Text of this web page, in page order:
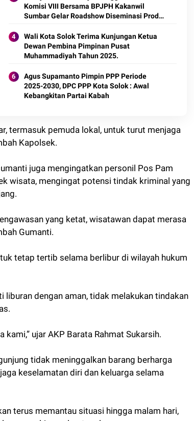
Komisi VIII Bersama BPJPH Kakanwil
Sumbar Gelar Roadshow Diseminasi Produk
Wali Kota Solok Terima Kunjungan Ketua
Dewan Pembina Pimpinan Pusat
Muhammadiyah Tahun 2025.
Agus Supamanto Pimpin PPP Periode
2025-2030, DPC PPP Kota Solok : Awal
Kebangkitan Partai Kabah
termasuk pemuda lokal, untuk turut menjaga
Kapolsek.
juga mengingatkan personil Pos Pam
wisata, mengingat potensi tindak kriminal yang
yang ketat, wisatawan dapat merasa
Gumanti.
tetap tertib selama berlibur di wilayah hukum
dengan aman, tidak melakukan tindakan
ujar AKP Barata Rahmat Sukarsih.
tidak meninggalkan barang berharga
keselamatan diri dan keluarga selama
terus memantau situasi hingga malam hari,